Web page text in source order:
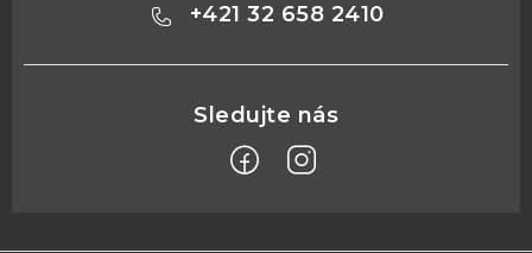
+421 32 658 2410